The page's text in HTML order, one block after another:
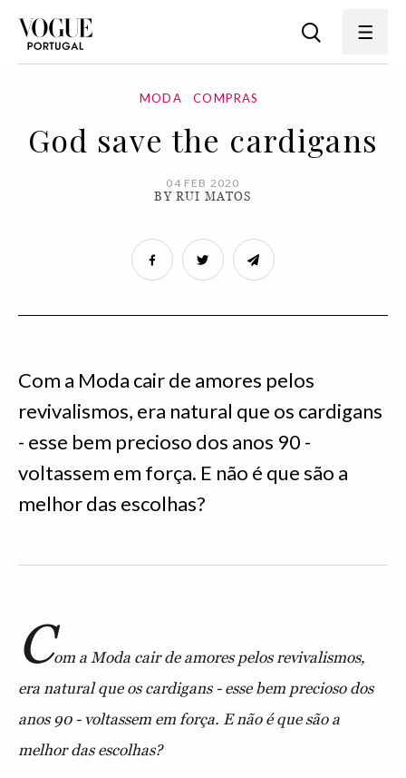
MODA COMPRAS
God save the cardigans
04 FEB 2020
BY RUI MATOS
Com a Moda cair de amores pelos
revivalismos, era natural que os cardigans
- esse bem precioso dos anos 90 -
voltassem em força. E não é que são a
melhor das escolhas?
Com a Moda cair de amores pelos revivalismos,
era natural que os cardigans - esse bem precioso dos
anos 90 - voltassem em força. E não é que são a
melhor das escolhas?